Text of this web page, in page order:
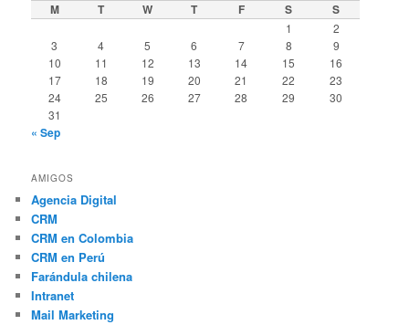
M T W T F S S
1
2
3
4 5 6 7 8
9
10
11 12 13 14 15
16
17
18 19 20 21 22
23
24
25 26 27 28 29
30
31
« Sep
AMIGOS
Agencia Digital
CRM
CRM en Colombia
CRM en Perú
Farándula chilena
Intranet
Mail Marketing